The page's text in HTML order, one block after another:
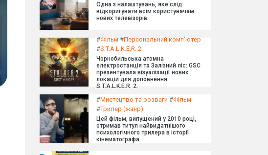
Одна з налаштувань, яке слід
відкоригувати всім користувачам
нових телевізорів.
#Фільм #Персональний комп'ютер
#S.T.A.L.K.E.R. 2
Чорнобильська атомна
електростанція та Залізний ліс: GSC
презентувала візуалізації нових
локацій для доповнення
S.T.A.L.K.E.R. 2.
#Мистецтво та розваги #Фільм
#Трилер (жанр)
Цей фільм, випущений у 2010 році,
отримав титул найвидатнішого
психологічного трилера в історії
кінематографа.